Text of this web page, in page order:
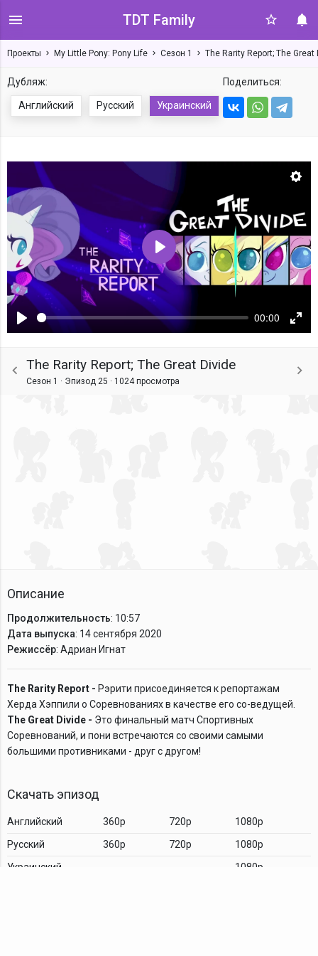
TDT Family
Проекты My Little Pony: Pony Life Сезон 1 The Rarity Report; The Great
Дубляж:
Английский Русский Украинский
Поделиться:
Воспроизвести
00:00
Воспроизвести
The Rarity Report; The Great Divide
Сезон 1 · Эпизод 25 · 1024 просмотра
Описание
Продолжительность: 10:57
Дата выпуска: 14 сентября 2020
Режиссёр: Адриан Игнат
The Rarity Report - Рэрити присоединяется к репортажам
Херда Хэппили о Соревнованиях в качестве его со-ведущей.
The Great Divide - Это финальный матч Спортивных
Соревнований, и пони встречаются со своими самыми
большими противниками - друг с другом!
Скачать эпизод
Английский 360p 720p
1080p
Русский
360p 720p
1080p
Украинский
1080p